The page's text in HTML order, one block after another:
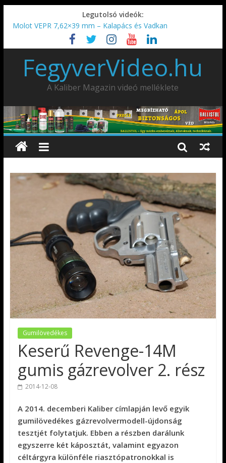
Legutolsó videók:
Molot VEPR 7,62×39 mm – Kalapács és Vadkan
IDÉN IS INDUL: Fegyvertervező- és gyártó szakmérnöki,
illetve szakspecialista képzés!!!
IWA2026 – Puskák 1. rész
Ardesa Patriot “FAPADOS” .45 elöltöltő perkussziós pisztoly
AMD-65 oktató METSZET
FegyverVideo.hu
A Kaliber Magazin videó melléklete
Gumilövedékes
Keserű Revenge-14M
gumis gázrevolver 2. rész
2014-12-08
A 2014. decemberi Kaliber címlapján levő egyik
gumilövedékes gázrevolvermodell-újdonság
tesztjét folytatjuk. Ebben a részben darálunk
egyszerre két káposztát, valamint egyazon
céltárgyra különféle riasztópatronokkal is